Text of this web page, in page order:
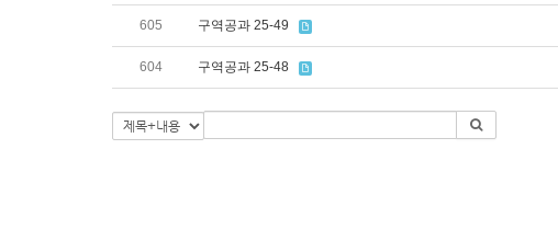
605 구역공과 25-49
604 구역공과 25-48